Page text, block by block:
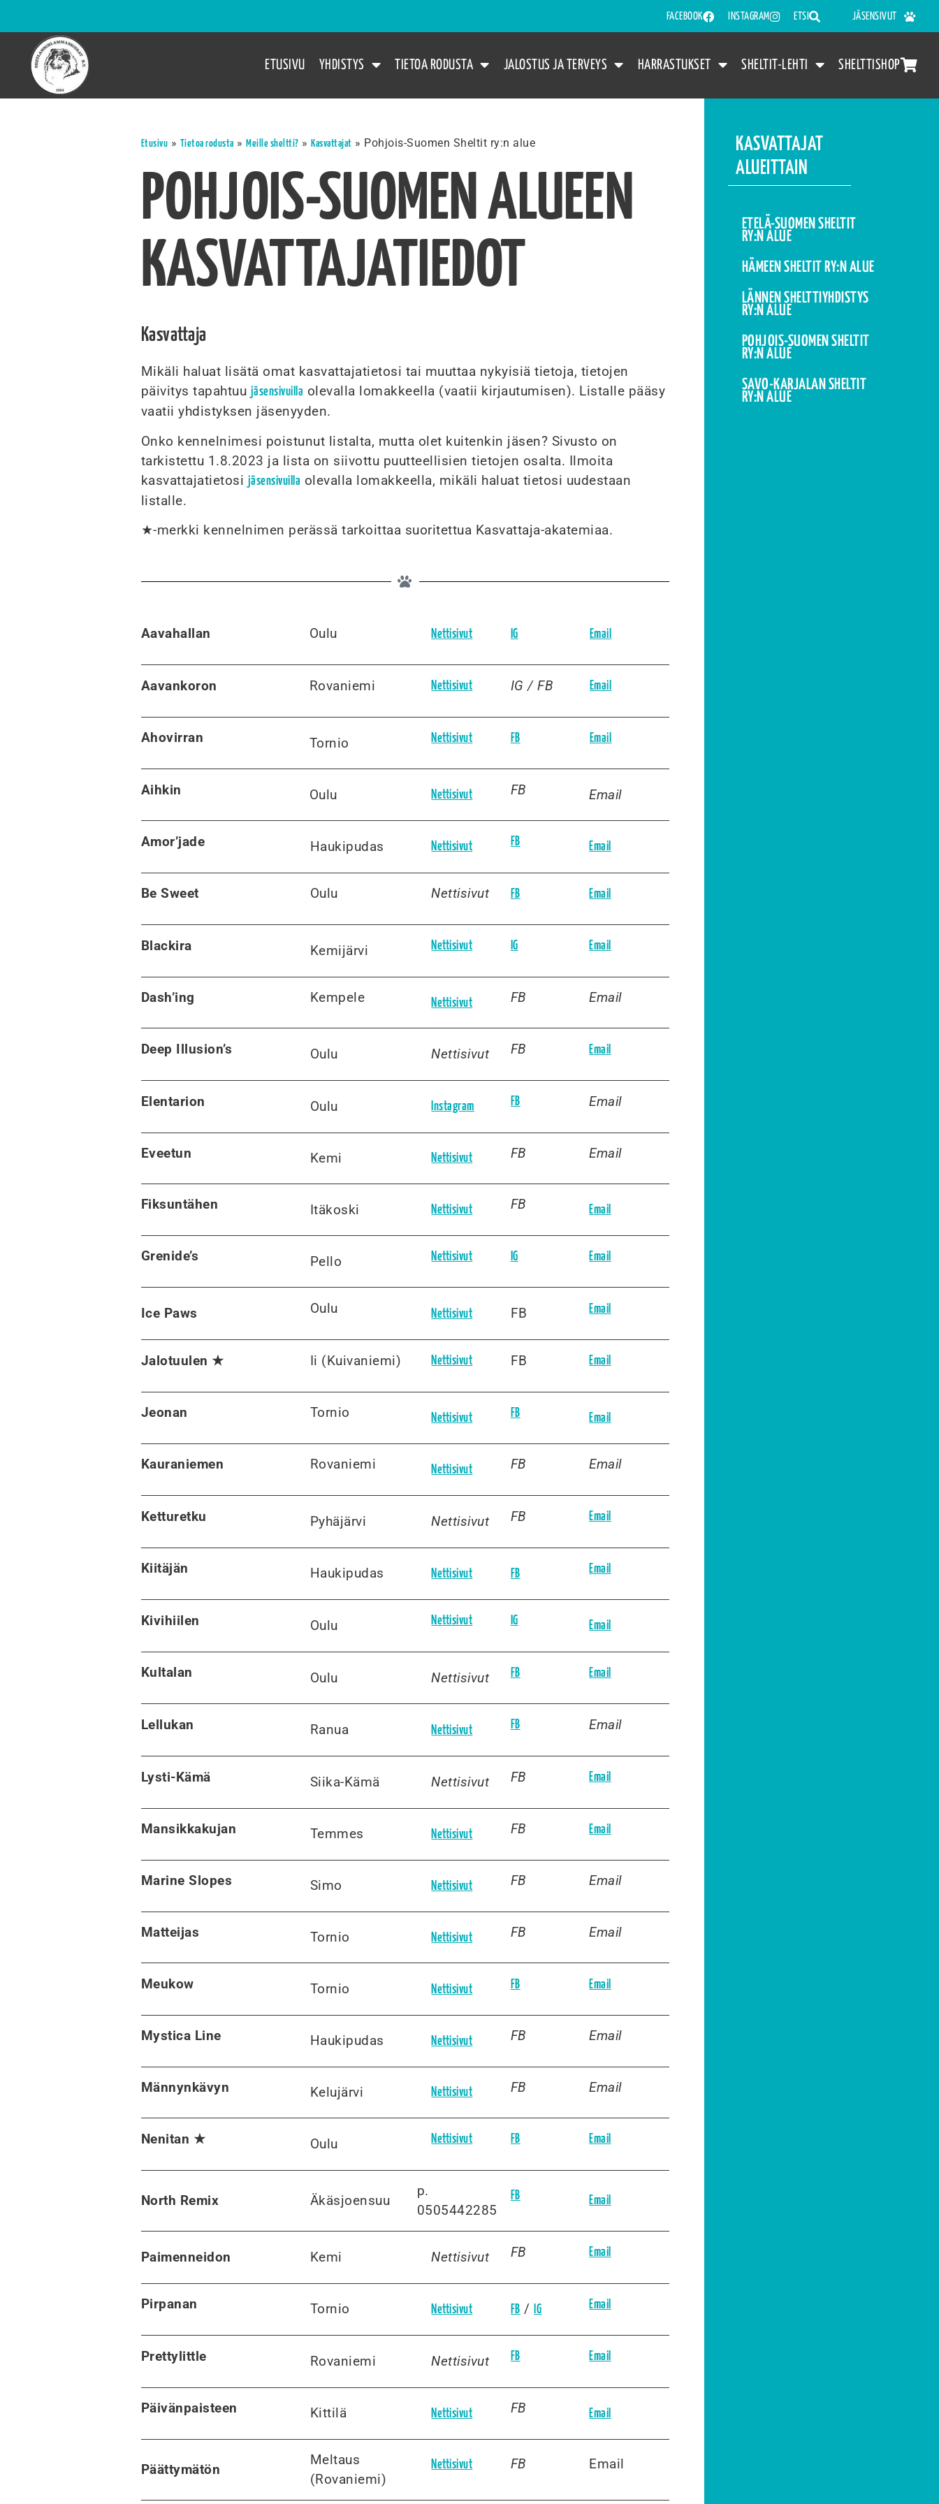
FACEBOOK INSTAGRAM ETSI JÄSENSIVUT
ETUSIVU YHDISTYS TIETOA RODUSTA JALOSTUS JA TERVEYS HARRASTUKSET SHELTIT-LEHTI SHELTTISHOP
Etusivu » Tietoa rodusta »Meille sheltti? »Kasvattajat » Pohjois-Suomen Sheltit ry:n alue
POHJOIS-SUOMEN ALUEEN
KASVATTAJATIEDOT
Kasvattaja
Mikäli haluat lisätä omat kasvattajatietosi tai muuttaa nykyisiä tietoja, tietojen
päivitys tapahtuu jäsensivuilla olevalla lomakkeella (vaatii kirjautumisen). Listalle pääsy
vaatii yhdistyksen jäsenyyden.
Onko kennelnimesi poistunut listalta, mutta olet kuitenkin jäsen? Sivusto on
tarkistettu 1.8.2023 ja lista on siivottu puutteellisien tietojen osalta. Ilmoita
kasvattajatietosi jäsensivuilla olevalla lomakkeella, mikäli haluat tietosi uudestaan
listalle.
★-merkki kennelnimen perässä tarkoittaa suoritettua Kasvattaja-akatemiaa.
Aavahallan Oulu Nettisivut IG Email
Aavankoron Rovaniemi Nettisivut IG / FB Email
Ahovirran Tornio Nettisivut FB Email
Aihkin Oulu Nettisivut FB Email
Amor’jade Haukipudas Nettisivut FB Email
Be Sweet Oulu Nettisivut FB Email
Blackira Kemijärvi Nettisivut IG Email
Dash’ing Kempele Nettisivut FB Email
Deep Illusion’s Oulu Nettisivut FB Email
Elentarion Oulu Instagram FB Email
Eveetun Kemi Nettisivut FB Email
Fiksuntähen Itäkoski Nettisivut FB Email
Grenide’s Pello Nettisivut IG Email
Ice Paws Oulu Nettisivut FB Email
Jalotuulen ★ Ii (Kuivaniemi) Nettisivut FB Email
Jeonan Tornio Nettisivut FB Email
Kauraniemen Rovaniemi Nettisivut FB Email
Ketturetku Pyhäjärvi Nettisivut FB Email
Kiitäjän Haukipudas Nettisivut FB Email
Kivihiilen Oulu Nettisivut IG Email
Kultalan Oulu Nettisivut FB Email
Lellukan Ranua Nettisivut FB Email
Lysti-Kämä Siika-Kämä Nettisivut FB Email
Mansikkakujan Temmes Nettisivut FB Email
Marine Slopes Simo Nettisivut FB Email
Matteijas Tornio Nettisivut FB Email
Meukow Tornio Nettisivut FB Email
Mystica Line Haukipudas Nettisivut FB Email
Männynkävyn Kelujärvi Nettisivut FB Email
Nenitan ★ Oulu Nettisivut FB Email
North Remix Äkäsjoensuu
p.
0505442285
FB Email
Paimenneidon Kemi Nettisivut FB Email
Pirpanan Tornio Nettisivut FB / IG Email
Prettylittle Rovaniemi Nettisivut FB Email
Päivänpaisteen Kittilä Nettisivut FB Email
Päättymätön
Meltaus
(Rovaniemi)
Nettisivut FB Email
KASVATTAJAT
ALUEITTAIN
ETELÄ-SUOMEN SHELTIT
RY:N ALUE
HÄMEEN SHELTIT RY:N ALUE
LÄNNEN SHELTTIYHDISTYS
RY:N ALUE
POHJOIS-SUOMEN SHELTIT
RY:N ALUE
SAVO-KARJALAN SHELTIT
RY:N ALUE